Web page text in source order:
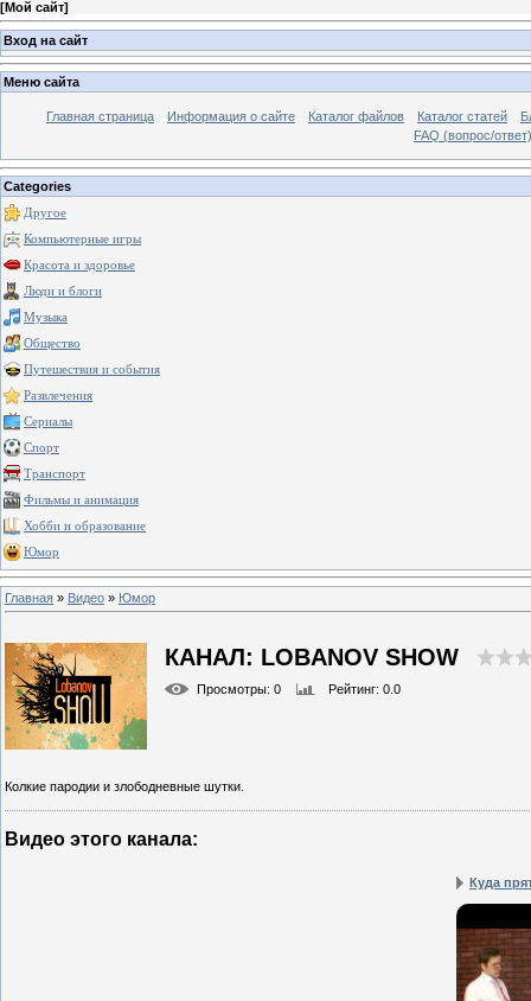
[Мой сайт]
Вход на сайт
Меню сайта
Главная страница Информация о сайте Каталог файлов Каталог статей
FAQ (вопрос/ответ)
Categories
Другое
Компьютерные игры
Красота и здоровье
Люди и блоги
Музыка
Общество
Путешествия и события
Развлечения
Сериалы
Спорт
Транспорт
Фильмы и анимация
Хобби и образование
Юмор
Главная » Видео » Юмор
КАНАЛ: LOBANOV SHOW
Просмотры: 0 Рейтинг: 0.0
Колкие пародии и злободневные шутки.
Видео этого канала:
Куда